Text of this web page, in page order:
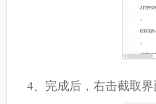
4、完成后，右击截取界